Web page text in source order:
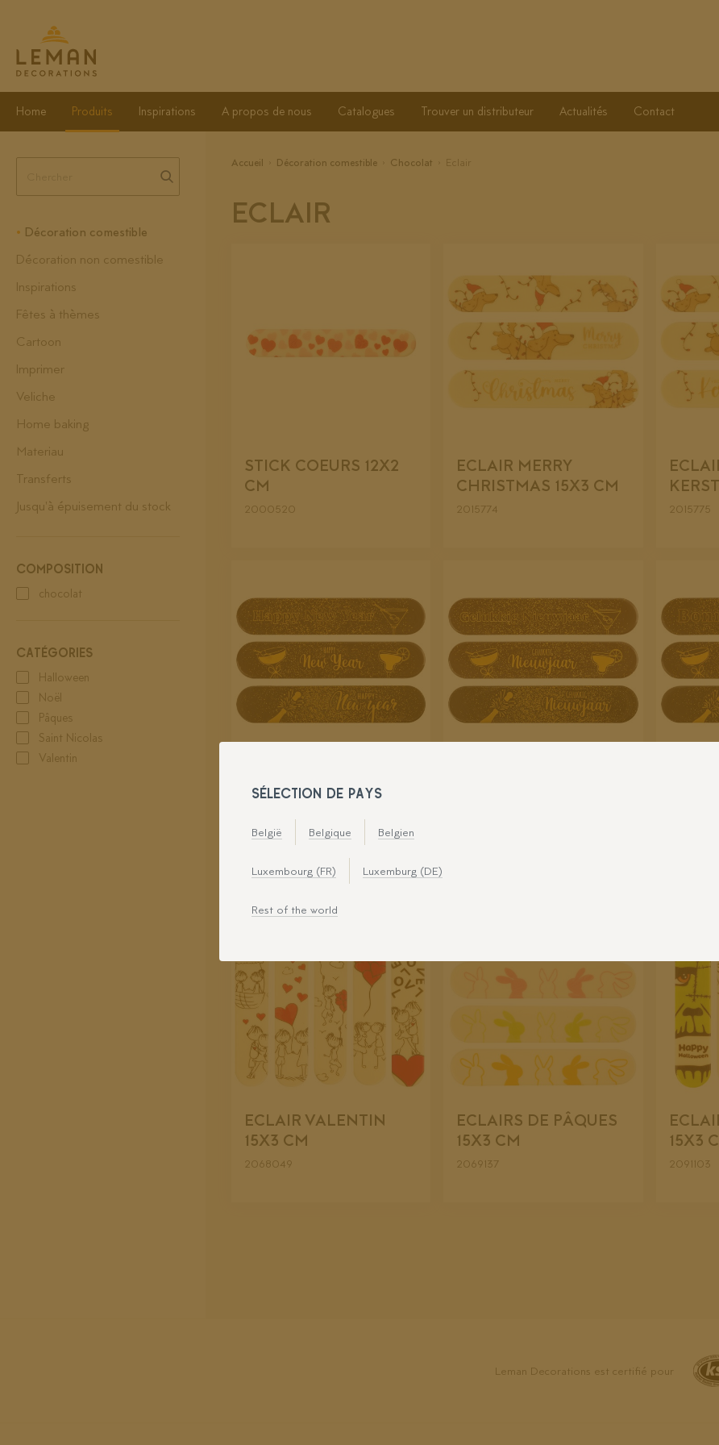
Home Produits Inspirations A propos de nous Catalogues Trouver un distributeur Actualités Contact
Décoration comestible
Décoration non comestible
Inspirations
Fêtes à thèmes
Cartoon
Imprimer
Veliche
Home baking
Materiau
Transferts
Jusqu'à épuisement du stock
COMPOSITION
chocolat
CATÉGORIES
Halloween
Noël
Pâques
Saint Nicolas
Valentin
Accueil Décoration comestible Chocolat Eclair
ECLAIR
STICK COEURS 12X2
CM
2000520
ECLAIR MERRY
CHRISTMAS 15X3 CM
2015774 2015775
ECLAIR HAPPY NEW
YEAR 15X3 CM
2015777
ECLAIR VALENTIN
15X3 CM
2068049
ECLAIRS DE PÂQUES
15X3 CM
2069137
15X3
2091103
Leman Decorations est certifié pour
SÉLECTION DE PAYS
België Belgique Belgien
Luxembourg (FR) Luxemburg (DE)
Rest of the world